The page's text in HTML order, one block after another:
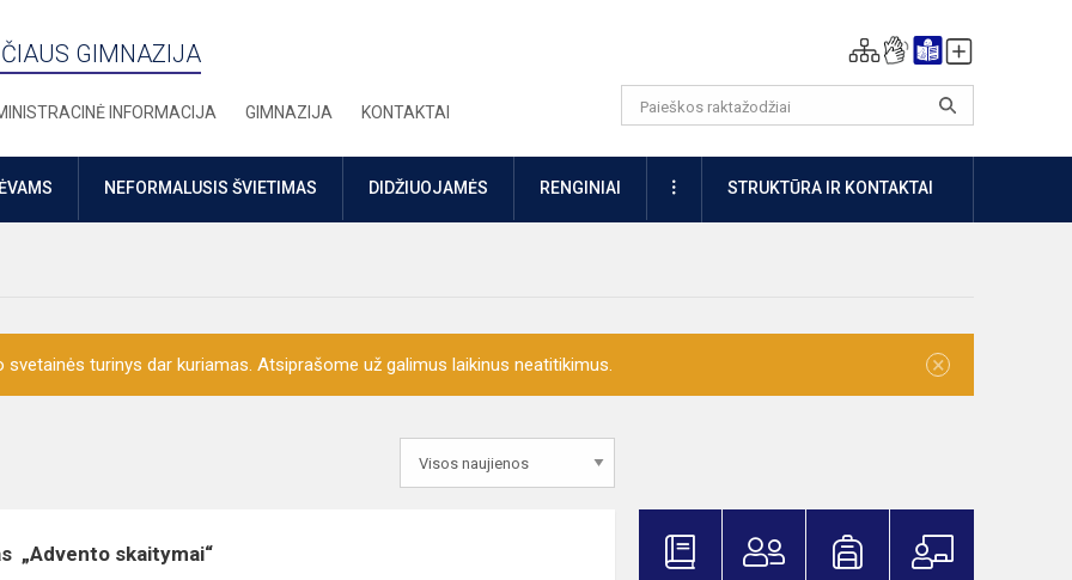
GIMNAZIJA
INFORMACIJA GIMNAZIJA KONTAKTAI
NEFORMALUSIS ŠVIETIMAS DIDŽIUOJAMĖS RENGINIAI DAUGIAUSTRUKTŪRA IR KONTAKTAI
svetainės turinys dar kuriamas. Atsiprašome už galimus laikinus neatitikimus. ×
„Advento skaitymai“